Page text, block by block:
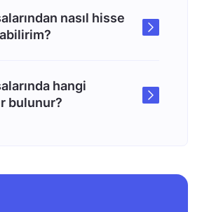
nasıl hisse
hangi
bulunur?